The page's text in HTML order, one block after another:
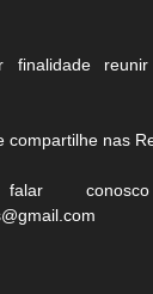
compartilhe nas